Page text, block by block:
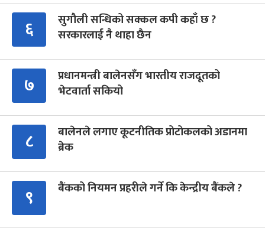
६
सुगौली सन्धिको सक्कल कपी कहाँ छ ?
सरकारलाई नै थाहा छैन
७
प्रधानमन्त्री बालेनसँग भारतीय राजदूतको
भेटवार्ता सकियो
८
बालेनले लगाए कूटनीतिक प्रोटोकलको अडानमा
ब्रेक
९ बैंकको नियमन प्रहरीले गर्ने कि केन्द्रीय बैंकले ?